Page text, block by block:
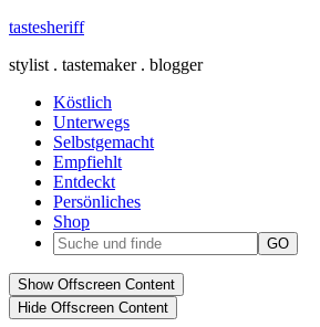
tastesheriff
stylist . tastemaker . blogger
Köstlich
Unterwegs
Selbstgemacht
Empfiehlt
Entdeckt
Persönliches
Shop
Show Offscreen Content
Hide Offscreen Content